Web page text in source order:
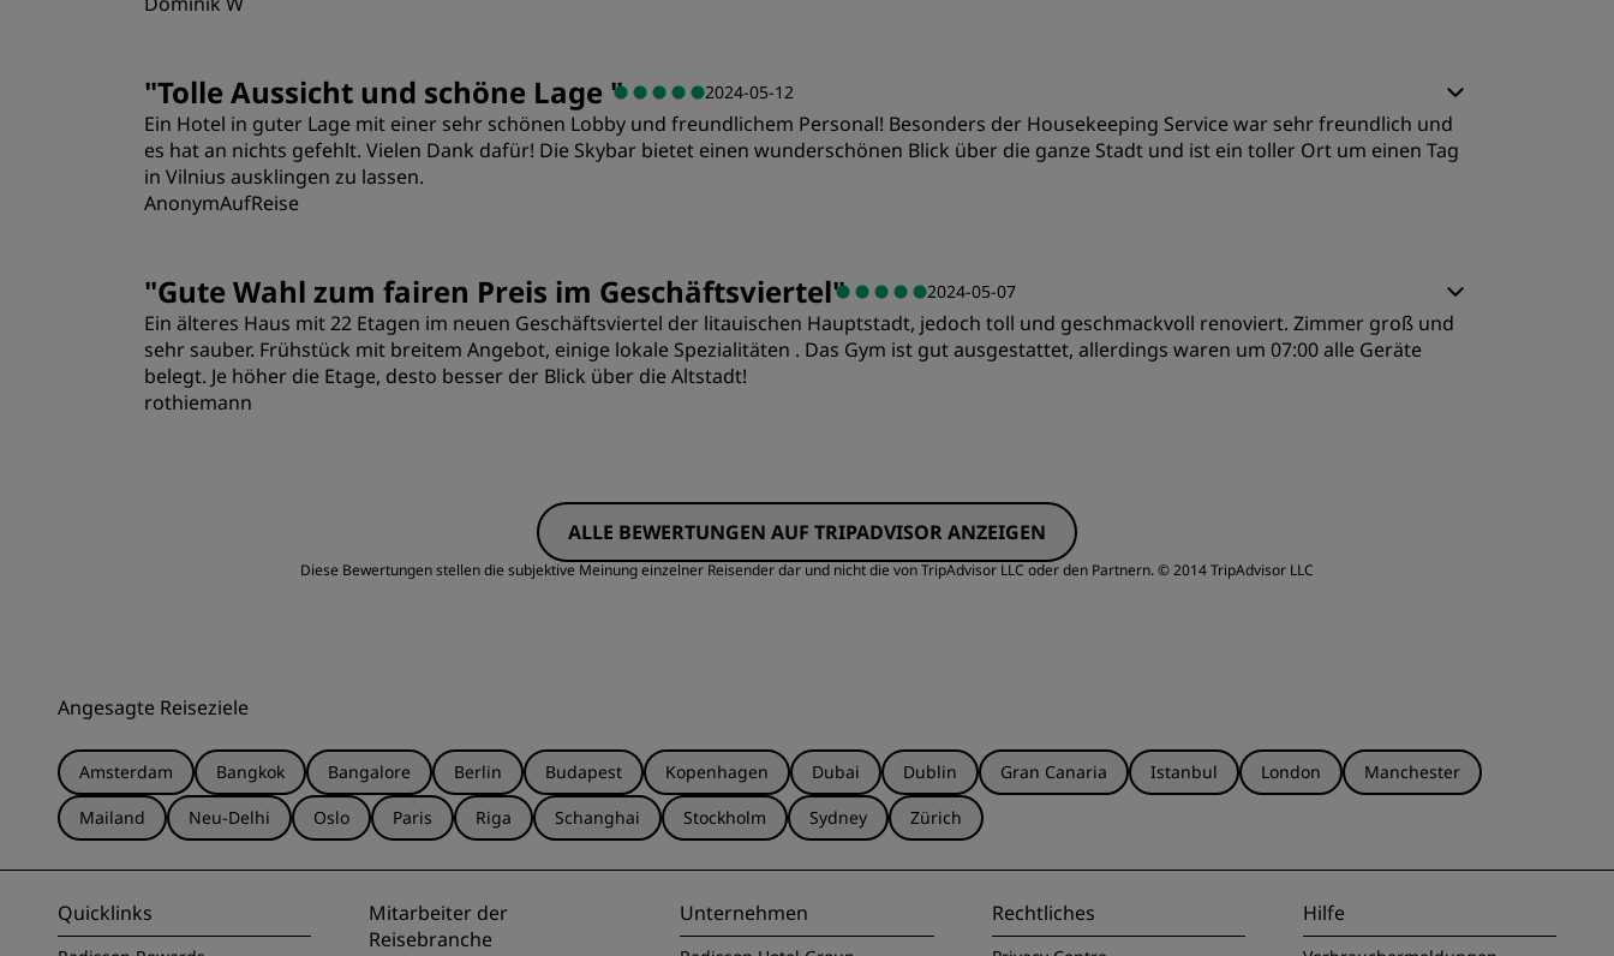
Lage Sauberkeit Service
"Tolle Aussicht und schöne Lage " 2024-05-12
Ein Hotel in guter Lage mit einer sehr schönen Lobby und freundlichem Personal! Besonders der Housekeeping Service war sehr freundlich und
es hat an nichts gefehlt. Vielen Dank dafür! Die Skybar bietet einen wunderschönen Blick über die ganze Stadt und ist ein toller Ort um einen Tag
in Vilnius ausklingen zu lassen.
AnonymAufReise
"Gute Wahl zum fairen Preis im Geschäftsviertel" 2024-05-07
Ein älteres Haus mit 22 Etagen im neuen Geschäftsviertel der litauischen Hauptstadt, jedoch toll und geschmackvoll renoviert. Zimmer groß und
sehr sauber. Frühstück mit breitem Angebot, einige lokale Spezialitäten . Das Gym ist gut ausgestattet, allerdings waren um 07:00 alle Geräte
belegt. Je höher die Etage, desto besser der Blick über die Altstadt!
rothiemann
ALLE BEWERTUNGEN AUF TRIPADVISOR ANZEIGEN
Diese Bewertungen stellen die subjektive Meinung einzelner Reisender dar und nicht die von TripAdvisor LLC oder den Partnern.© 2014 TripAdvisor LLC
Angesagte Reiseziele
Amsterdam Bangkok Bangalore Berlin Budapest Kopenhagen Dubai Dublin Gran Canaria Istanbul London
Manchester
Mailand
Neu-Delhi Oslo Paris Riga Schanghai Stockholm Sydney Zürich
Quicklinks
Mitarbeiter der
Reisebranche
Unternehmen Rechtliches Hilfe